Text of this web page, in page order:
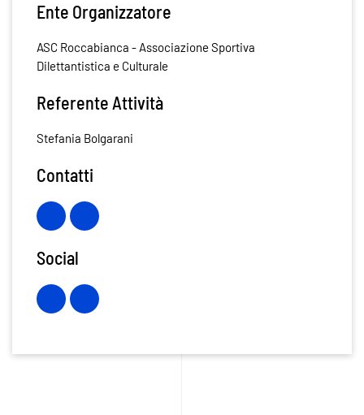
Ente Organizzatore
ASC Roccabianca - Associazione Sportiva
Dilettantistica e Culturale
Referente Attività
Stefania Bolgarani
Contatti
Social